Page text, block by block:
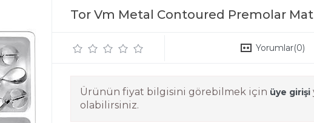
Tor Vm Metal Contoured Premolar
Yorumlar(0)
Ürünün fiyat bilgisini görebilmek için üye girişi
olabilirsiniz.